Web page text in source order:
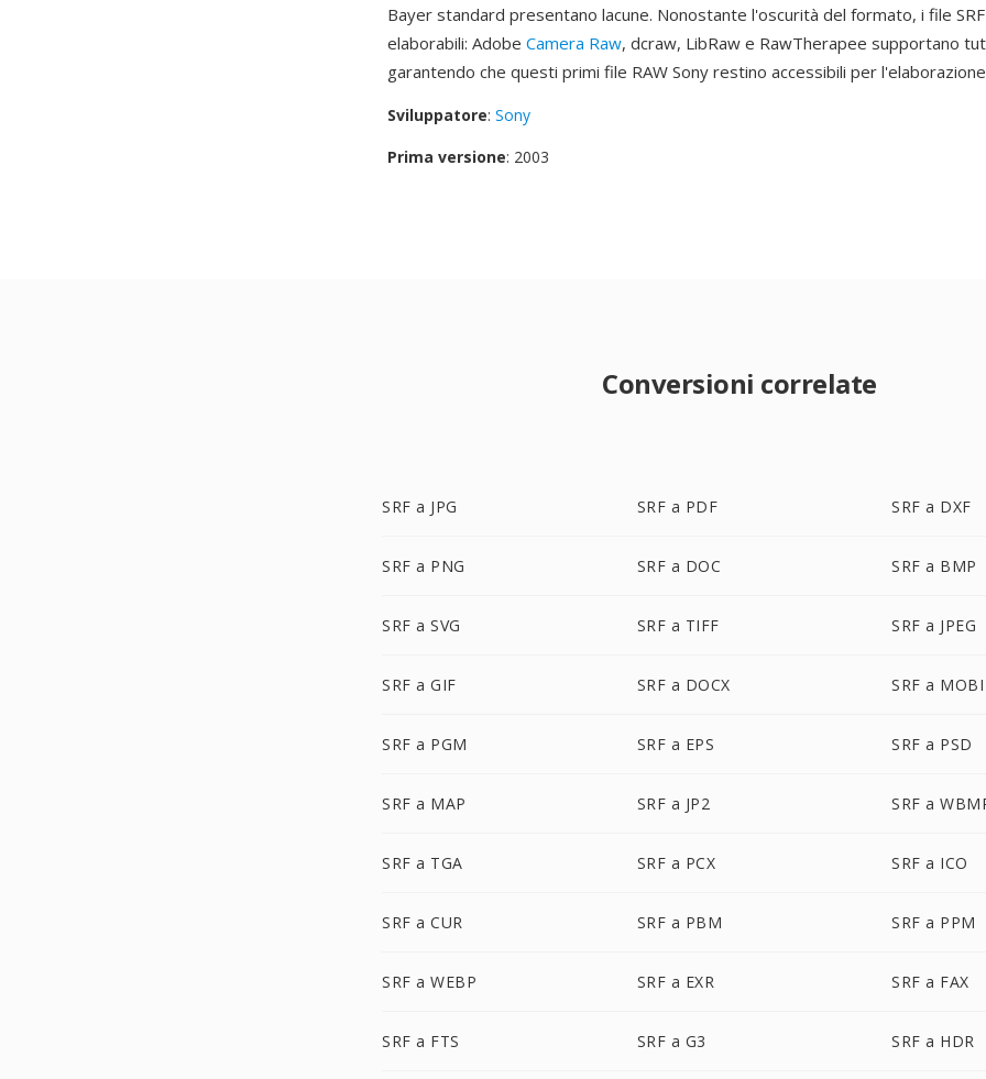
Bayer standard presentano lacune. Nonostante l'oscurità del formato, i file
elaborabili: Adobe Camera Raw, dcraw, LibRaw e RawTherapee supportano
garantendo che questi primi file RAW Sony restino accessibili per
Sviluppatore: Sony
Prima versione: 2003
Conversioni correlate
SRF a JPG SRF a PDF SRF a DXF
SRF a PNG SRF a DOC SRF a BMP
SRF a SVG SRF a TIFF SRF a JPEG
SRF a GIF SRF a DOCX SRF a MOBI
SRF a PGM SRF a EPS SRF a PSD
SRF a MAP SRF a JP2 SRF a
SRF a TGA SRF a PCX SRF a ICO
SRF a CUR SRF a PBM SRF a PPM
SRF a WEBP SRF a EXR SRF a FAX
SRF a FTS SRF a G3 SRF a HDR